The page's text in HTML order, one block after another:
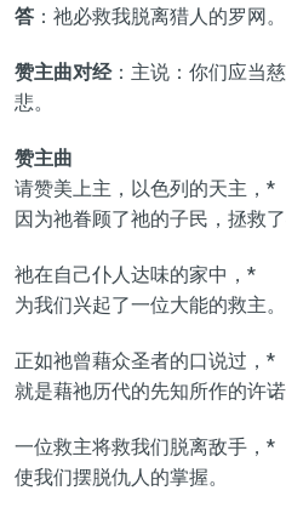
答：祂必救我脱离猎人的罗网。
赞主曲对经：主说：你们应当
悲。
赞主曲
请赞美上主，以色列的天主，*
因为祂眷顾了祂的子民，拯救了
祂在自己仆人达味的家中，*
为我们兴起了一位大能的救主。
正如祂曾藉众圣者的口说过，*
就是藉祂历代的先知所作的许诺
一位救主将救我们脱离敌手，*
使我们摆脱仇人的掌握。